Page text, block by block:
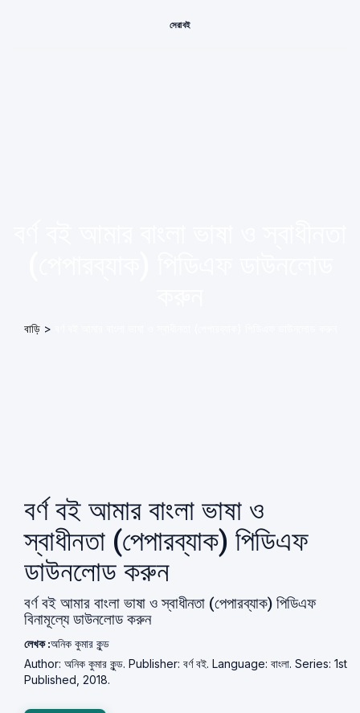
সেরা বই
বাড়ি>
বর্ণ বই আমার বাংলা ভাষা ও
স্বাধীনতা (পেপারব্যাক) পিডিএফ
ডাউনলোড করুন
বর্ণ বই আমার বাংলা ভাষা ও স্বাধীনতা (পেপারব্যাক) পিডিএফ
বিনামূল্যে ডাউনলোড করুন
লেখক :অনিক কুমার কুন্ড
Author: অনিক কুমার কুন্ড. Publisher: বর্ণ বই. Language: বাংলা. Series: 1st
Published, 2018.